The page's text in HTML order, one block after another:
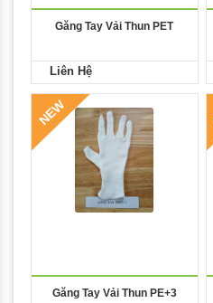
Găng Tay Vải Thun PET
Liên Hệ
NEW
Găng Tay Vải Thun PE+3